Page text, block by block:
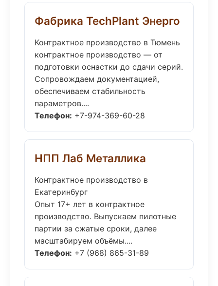
Фабрика TechPlant Энерго
Контрактное производство в Тюмень
контрактное производство — от
подготовки оснастки до сдачи серий.
Сопровождаем документацией,
обеспечиваем стабильность
параметров....
Телефон: +7-974-369-60-28
НПП Лаб Металлика
Контрактное производство в
Екатеринбург
Опыт 17+ лет в контрактное
производство. Выпускаем пилотные
партии за сжатые сроки, далее
масштабируем объёмы....
Телефон: +7 (968) 865-31-89